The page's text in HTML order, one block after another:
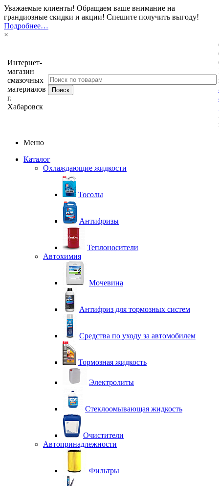
Уважаемые клиенты! Обращаем ваше внимание на
грандиозные скидки и акции! Спешите получить выгоду!
Подробнее…
×
Интернет-
магазин
смазочных
материалов
г.
Хабаровск
Меню
Каталог
Охлаждающие жидкости
Тосолы
Антифризы
Теплоносители
Автохимия
Мочевина
Антифриз для тормозных систем
Средства по уходу за автомобилем
Тормозная жидкость
Электролиты
Стеклоомывающая жидкость
Очистители
Автопринадлежности
Фильтры